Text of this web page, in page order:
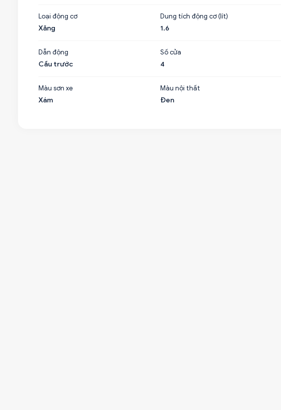
Loại động cơ
Xăng
Dung tích động cơ (lít)
1.6
Dẫn động
Cầu trước
Số cửa
4
Màu sơn xe
Xám
Màu nội thất
Đen